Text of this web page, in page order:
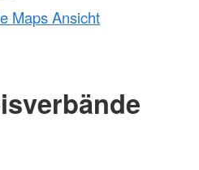
Maps Ansicht